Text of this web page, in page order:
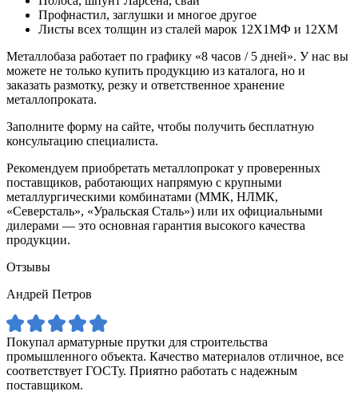
Профнастил, заглушки и многое другое
Листы всех толщин из сталей марок 12Х1МФ и 12ХМ
Металлобаза работает по графику «8 часов / 5 дней». У нас вы
можете не только купить продукцию из каталога, но и
заказать размотку, резку и ответственное хранение
металлопроката.
Заполните форму на сайте, чтобы получить бесплатную
консультацию специалиста.
Рекомендуем приобретать металлопрокат у проверенных
поставщиков, работающих напрямую с крупными
металлургическими комбинатами (ММК, НЛМК,
«Северсталь», «Уральская Сталь») или их официальными
дилерами — это основная гарантия высокого качества
продукции.
Отзывы
Андрей Петров
Покупал арматурные прутки для строительства
промышленного объекта. Качество материалов отличное, все
соответствует ГОСТу. Приятно работать с надежным
поставщиком.